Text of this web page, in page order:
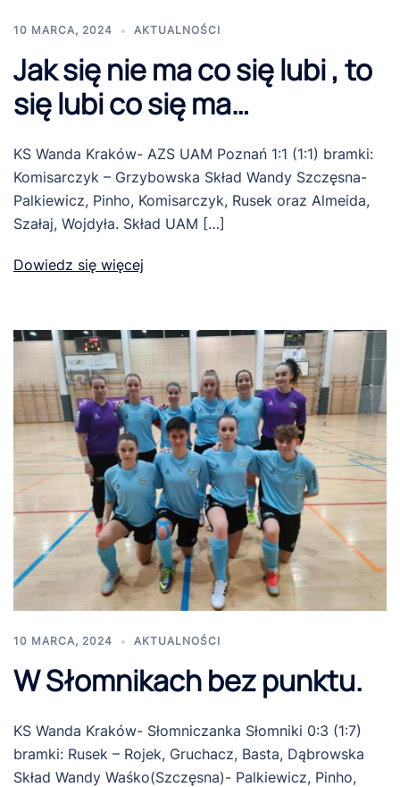
10 MARCA, 2024 AKTUALNOŚCI
Jak się nie ma co się lubi , to
się lubi co się ma…
KS Wanda Kraków- AZS UAM Poznań 1:1 (1:1) bramki:
Komisarczyk – Grzybowska Skład Wandy Szczęsna-
Palkiewicz, Pinho, Komisarczyk, Rusek oraz Almeida,
Szałaj, Wojdyła. Skład UAM […]
Dowiedz się więcej
10 MARCA, 2024 AKTUALNOŚCI
W Słomnikach bez punktu.
KS Wanda Kraków- Słomniczanka Słomniki 0:3 (1:7)
bramki: Rusek – Rojek, Gruchacz, Basta, Dąbrowska
Skład Wandy Waśko(Szczęsna)- Palkiewicz, Pinho,